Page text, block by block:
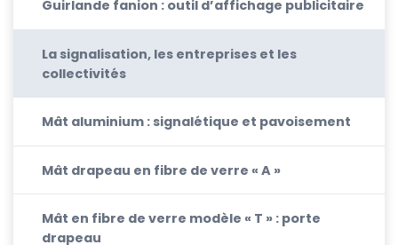
Guirlande fanion : outil d’affichage publicitaire
La signalisation, les entreprises et les
collectivités
Mât aluminium : signalétique et pavoisement
Mât drapeau en fibre de verre « A »
Mât en fibre de verre modèle « T » : porte
drapeau